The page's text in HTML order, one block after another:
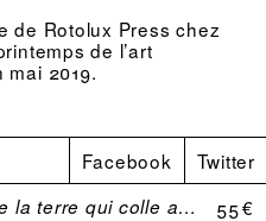
de Rotolux Press chez
de l’art
2019.
Facebook Twitter
la terre amoureuse (se dit de la terre qui colle aux bottes) 55 €